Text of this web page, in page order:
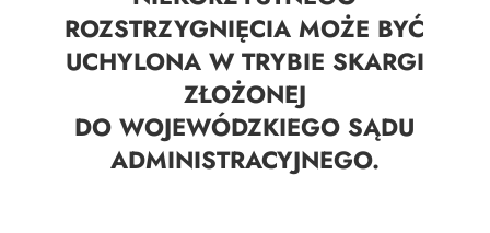
ROZSTRZYGNIĘCIA MOŻE BYĆ
UCHYLONA W TRYBIE SKARGI
ZŁOŻONEJ
DO WOJEWÓDZKIEGO SĄDU
ADMINISTRACYJNEGO.